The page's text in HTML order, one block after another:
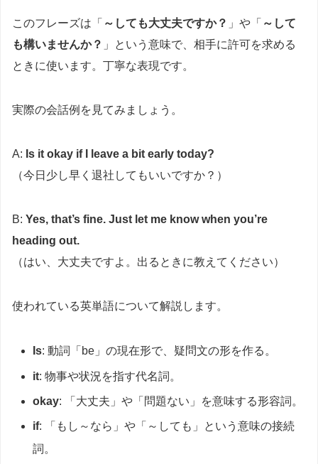
このフレーズは「 ～しても大丈夫ですか？ 」や「 ～して
も構いませんか？ 」という意味で、相手に許可を求める
ときに使います。丁寧な表現です。
実際の会話例を見てみましょう。
A: Is it okay if I leave a bit early today?
（今日少し早く退社してもいいですか？）
B: Yes, that’s fine. Just let me know when you’re
heading out.
（はい、大丈夫ですよ。出るときに教えてください）
使われている英単語について解説します。
Is: 動詞「be」の現在形で、疑問文の形を作る。
it: 物事や状況を指す代名詞。
okay: 「大丈夫」や「問題ない」を意味する形容詞。
if: 「もし～なら」や「～しても」という意味の接続
詞。